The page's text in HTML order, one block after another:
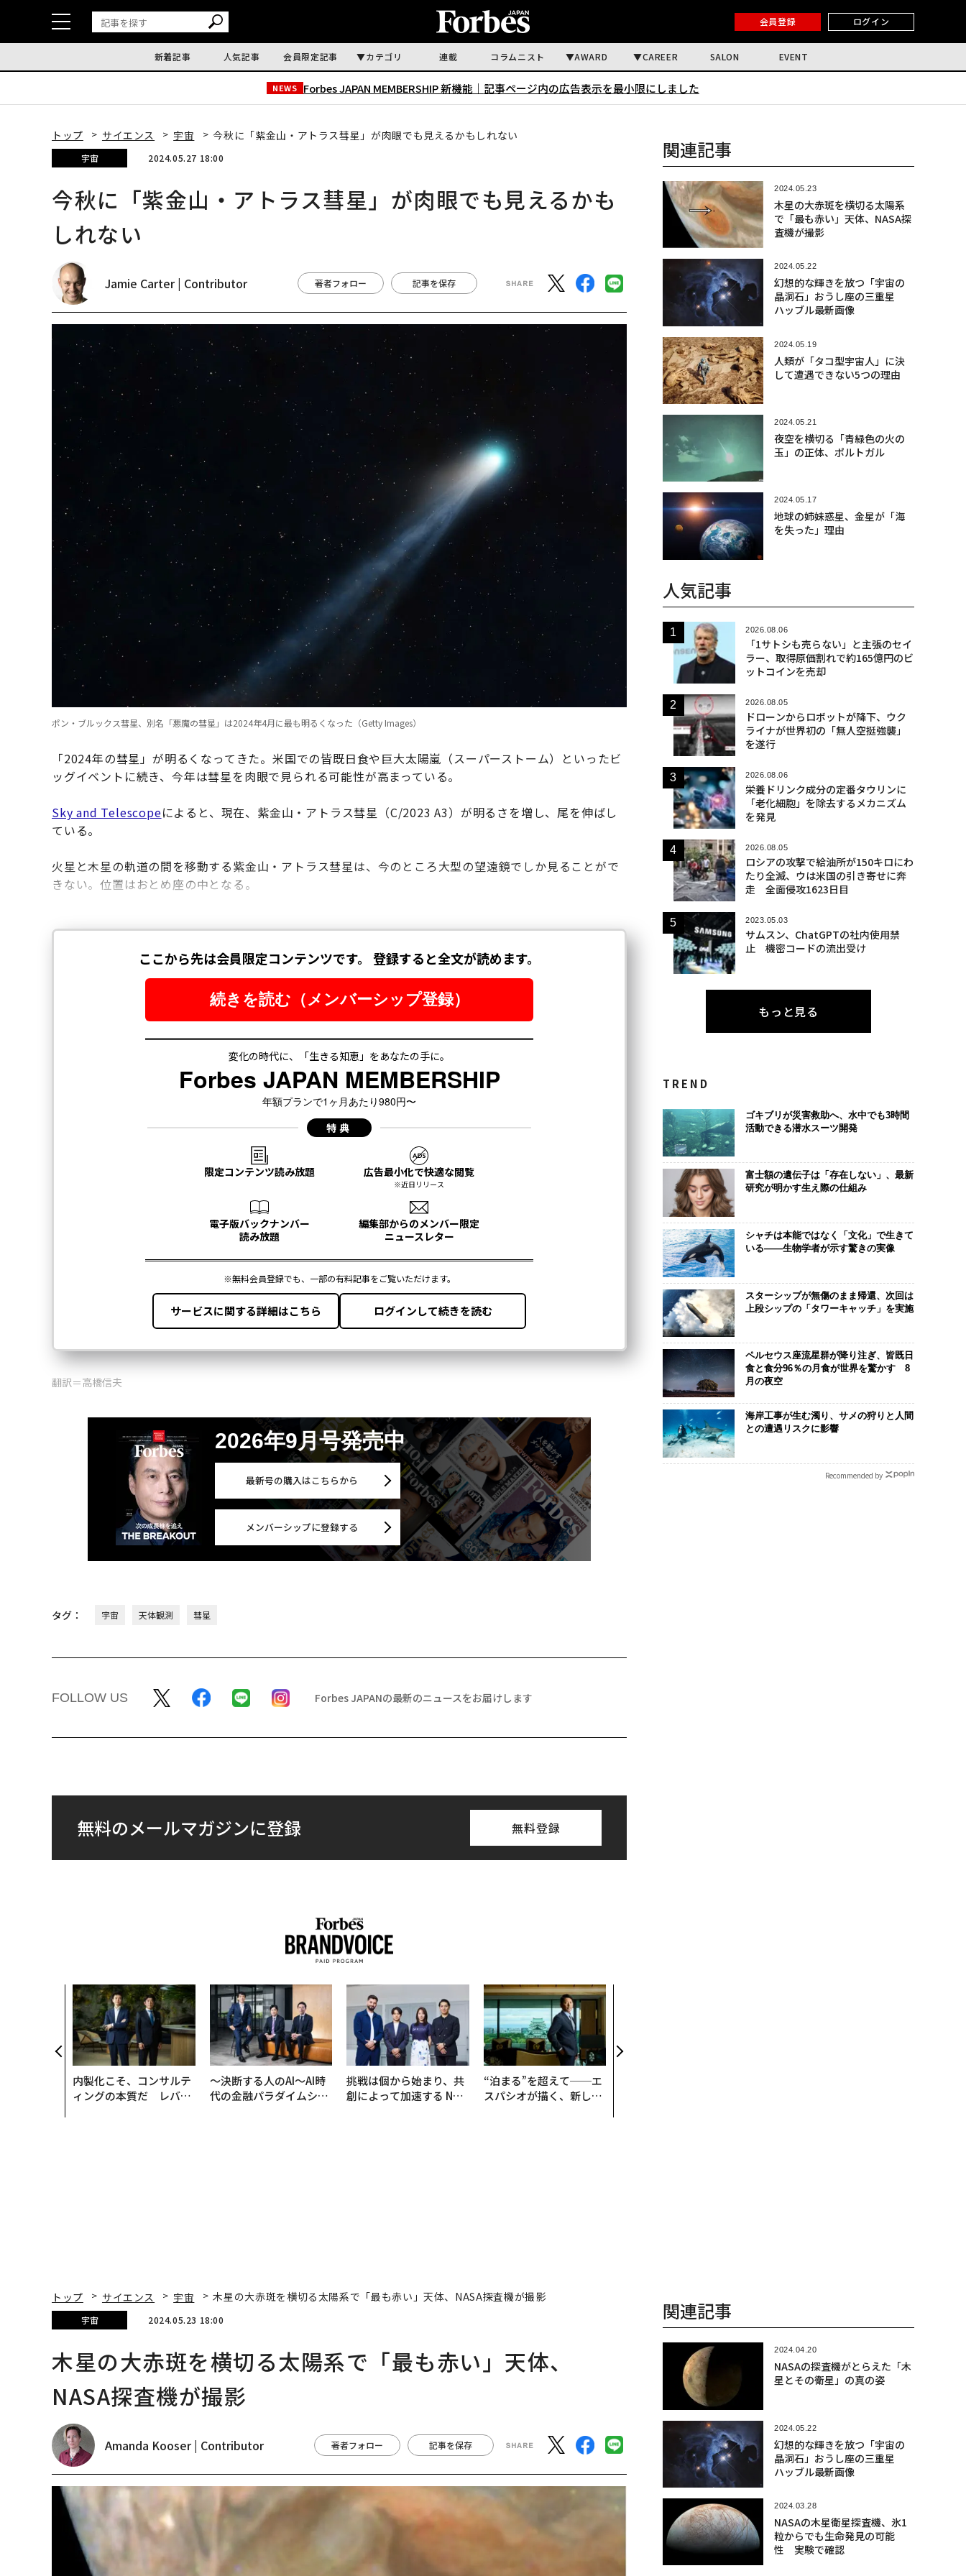
会員登録 ログイン
新着記事 人気記事 会員限定記事 カテゴリ 連載 コラムニスト AWARD CAREER SALON EVENT
NEWS Forbes JAPAN MEMBERSHIP 新機能｜ 記事ページ内の広告表示を最小限にしました
トップ サイエンス 宇宙 今秋に「紫金山・アトラス彗星」が肉眼でも見えるかもしれない
宇宙 2024.05.27 18:00
今秋に「紫金山・アトラス彗星」が肉眼でも見えるかも
しれない
Jamie Carter | Contributor 著者フォロー 記事を保存
ポン・ブルックス彗星、別名「悪魔の彗星」は2024年4月に最も明るくなった（Getty Images）
「2024年の彗星」が明るくなってきた。米国での皆既日食や巨大太陽嵐（スーパーストーム）といったビ
ッグイベントに続き、今年は彗星を肉眼で見られる可能性が高まっている。
Sky and Telescopeによると、現在、紫金山・アトラス彗星（C/2023 A3）が明るさを増し、尾を伸ばし
ている。
火星と木星の軌道の間を移動する紫金山・アトラス彗星は、今のところ大型の望遠鏡でしか見ることがで
きない。位置はおとめ座の中となる。
翻訳＝高橋信夫
2026年9月号発売中
最新号の購入はこちらから
メンバーシップに登録する
タグ： 宇宙 天体観測 彗星
FOLLOW US Forbes JAPANの最新のニュースをお届けします
無料のメールマガジンに登録 無料登録
内製化こそ、コンサルテ
ィングの本質だ レバレ
〜決断する人のAI〜AI時
代の金融パラダイムシフ
挑戦は個から始まり、共
創によって加速する NOR
“泊まる”を超えて──エ
スパシオが描く、新しい
関連記事
2024.05.23
木星の大赤斑を横切る太陽系
で「最も赤い」天体、NASA探
査機が撮影
2024.05.22
幻想的な輝きを放つ「宇宙の
晶洞石」おうし座の三重星
ハッブル最新画像
2024.05.19
人類が「タコ型宇宙人」に決
して遭遇できない5つの理由
2024.05.21
夜空を横切る「青緑色の火の
玉」の正体、ポルトガル
2024.05.17
地球の姉妹惑星、金星が「海
を失った」理由
人気記事
2026.08.06
「1サトシも売らない」と主張のセイ
ラー、取得原価割れで約165億円のビ
ットコインを売却
2026.08.05
ドローンからロボットが降下、ウク
ライナが世界初の「無人空挺強襲」
を遂行
2026.08.06
栄養ドリンク成分の定番タウリンに
「老化細胞」を除去するメカニズム
を発見
2026.08.05
ロシアの攻撃で給油所が150キロにわ
たり全滅、ウは米国の引き寄せに奔
走 全面侵攻1623日目
2023.05.03
サムスン、ChatGPTの社内使用禁
止 機密コードの流出受け
もっと見る
TREND
ゴキブリが災害救助へ、水中でも3時間
活動できる潜水スーツ開発
富士額の遺伝子は「存在しない」、最新
研究が明かす生え際の仕組み
シャチは本能ではなく「文化」で生きて
いる——生物学者が示す驚きの実像
スターシップが無傷のまま帰還、次回は
上段シップの「タワーキャッチ」を実施
ペルセウス座流星群が降り注ぎ、皆既日
食と食分96％の月食が世界を驚かす 8
月の夜空
海岸工事が生む濁り、サメの狩りと人間
との遭遇リスクに影響
Recommended by
トップ サイエンス 宇宙 木星の大赤斑を横切る太陽系で「最も赤い」天体、NASA探査機が撮影
宇宙 2024.05.23 18:00
木星の大赤斑を横切る太陽系で「最も赤い」天体、
NASA探査機が撮影
Amanda Kooser | Contributor 著者フォロー 記事を保存
関連記事
2024.04.20
NASAの探査機がとらえた「木
星とその衛星」の真の姿
2024.05.22
幻想的な輝きを放つ「宇宙の
晶洞石」おうし座の三重星
ハッブル最新画像
2024.03.28
NASAの木星衛星探査機、氷1
粒からでも生命発見の可能
性 実験で確認